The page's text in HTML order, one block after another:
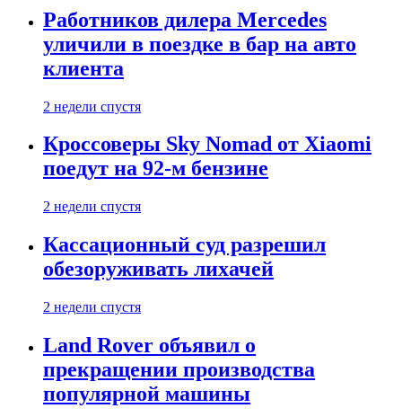
Работников дилера Mercedes
уличили в поездке в бар на авто
клиента
2 недели спустя
Кроссоверы Sky Nomad от Xiaomi
поедут на 92-м бензине
2 недели спустя
Кассационный суд разрешил
обезоруживать лихачей
2 недели спустя
Land Rover объявил о
прекращении производства
популярной машины